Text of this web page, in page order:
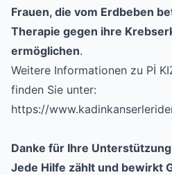
Frauen, die vom Erdbeben
Therapie gegen ihre
ermöglichen.
Weitere Informationen zu Pİ
finden Sie unter:
https://
Danke für Ihre
Jede Hilfe zählt und bewirkt